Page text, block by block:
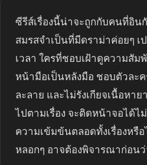
ซีรีส์เรื่องนี้น่าจะถูกกับคนที่อิ
สมรสจำเป็นที่มีดราม่าค่อยๆ เ
เวลา ใครที่ชอบเฝ้าดูความสั
หน้ามือเป็นหลังมือ ชอบตัวละ
ละลาย และไม่รังเกียจเนื้อหา
ไปตามเรื่อง จะติดหน้าจอได้ไ
ความเข้มข้นตลอดทั้งเรื่องหรื
หลอกๆ อาจต้องพิจารณาก่อนว่